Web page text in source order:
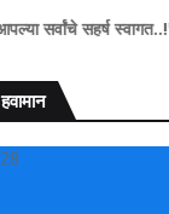
स्वागत..!"
हवामान
28